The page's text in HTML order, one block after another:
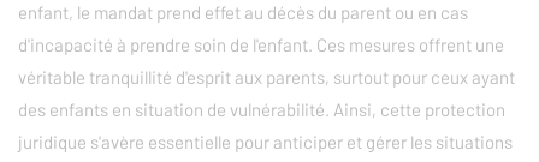
enfant, le mandat prend effet au décès du parent ou en cas
d'incapacité à prendre soin de l'enfant. Ces mesures offrent une
véritable tranquillité d'esprit aux parents, surtout pour ceux ayant
des enfants en situation de vulnérabilité. Ainsi, cette protection
juridique s'avère essentielle pour anticiper et gérer les situations